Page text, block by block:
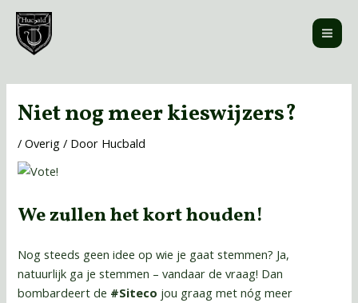
naar
Niet nog meer kieswijzers?
/Overig / Door Hucbald
We zullen het kort houden!
Nog steeds geen idee op wie je gaat stemmen? Ja,
natuurlijk ga je stemmen – vandaar de vraag! Dan
bombardeert de #Siteco jou graag met nóg meer